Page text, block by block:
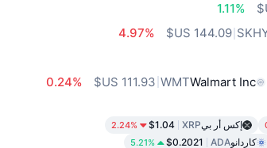
1.11%
‏144.09 US$
4.97%
Walmart Inc
WMT
0.24%
إكس أر بيXRP
$1.04
2.24%
كاردانوADA
$0.2021
5.21%